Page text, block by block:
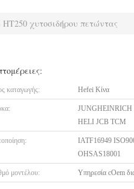
HT250 χυτοσιδήρου πετώντας
καταγωγής: Hefei Κίνα
JUNGHEINRICH
HELI JCB TCM
IATF16949
OHSAS18001
μοντέλου: Υπηρεσία cOem